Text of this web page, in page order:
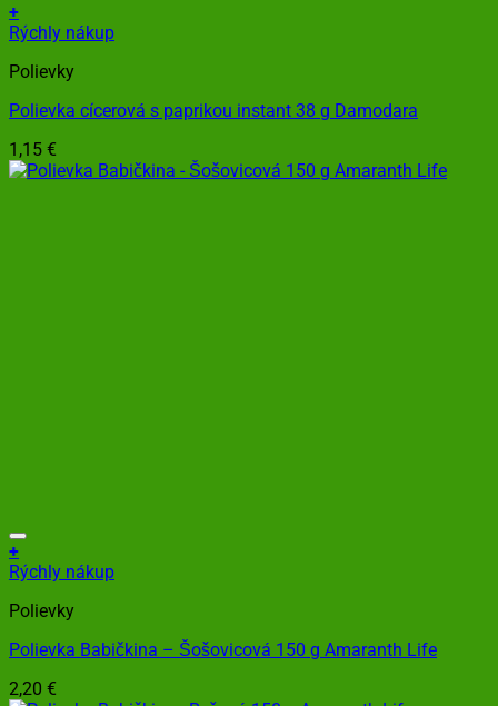
+
Rýchly nákup
Polievky
Polievka cícerová s paprikou instant 38 g Damodara
1,15 €
+
Rýchly nákup
Polievky
Polievka Babičkina – Šošovicová 150 g Amaranth Life
2,20 €